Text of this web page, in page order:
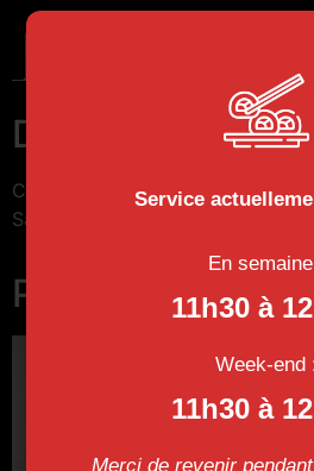
Description
Crevettes, Unagi, Cheese Mariné,
Salade, Litchi
Produits
Service
En
11h30 à
Week-end
11h30 à
Merci de revenir